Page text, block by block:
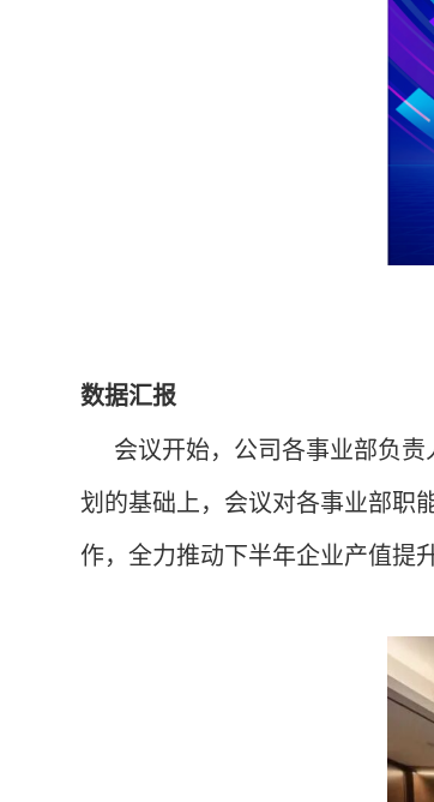
数据汇报
会议开始，公司各事业部负
划的基础上，会议对各事业部职
作，全力推动下半年企业产值提